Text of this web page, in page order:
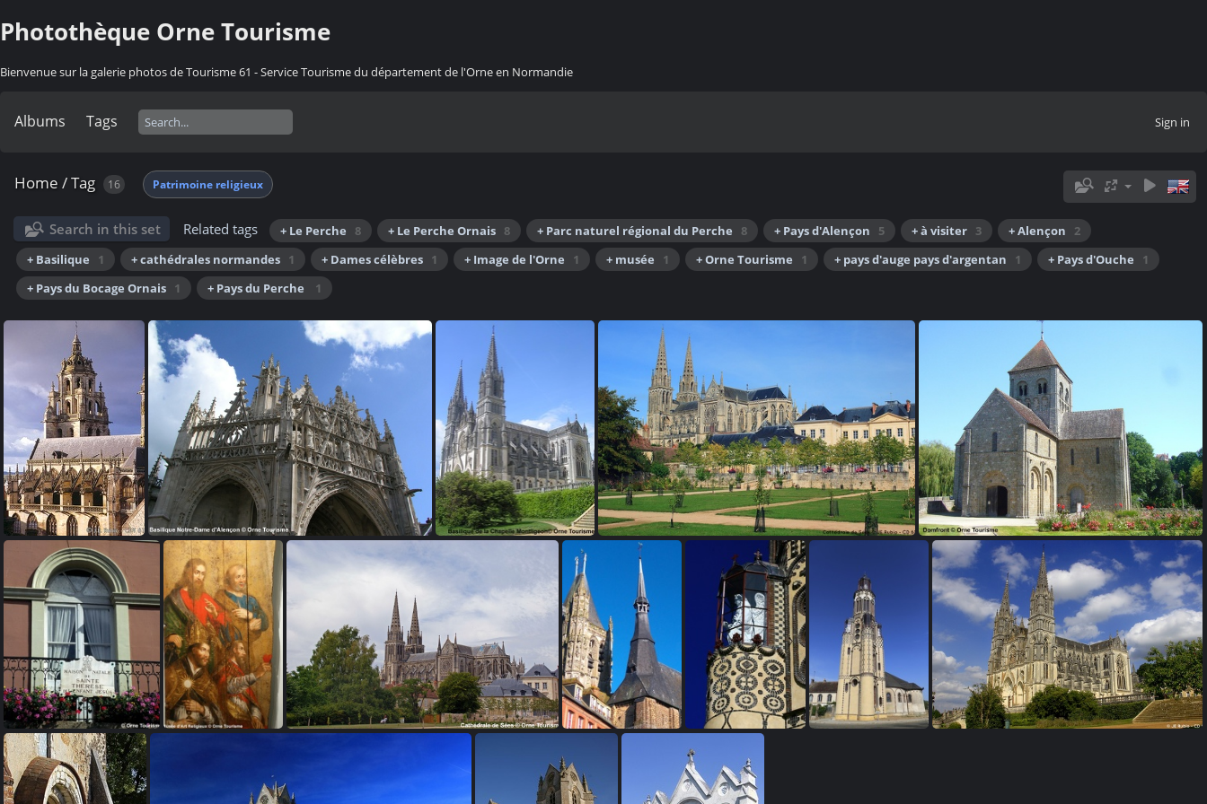
Photothèque Orne Tourisme
Bienvenue sur la galerie photos de Tourisme 61 - Service Tourisme du département de l'Orne en Normandie
Albums Tags Sign in
Home /Tag 16 Patrimoine religieux
Search in this set Related tags + Le Perche 8 + Le Perche Ornais 8 + Parc naturel régional du Perche 8 + Pays d'Alençon 5 + à visiter 3 + Alençon
2
+ Basilique
1 + cathédrales normandes 1 + Dames célèbres 1 + Image de l'Orne 1 + musée 1 + Orne Tourisme 1 + pays d'auge pays d'argentan 1 + Pays d'Ouche
1
+ Pays du Bocage Ornais 1 + Pays du Perche 1
Eglise Saint Germain à Argentan Basilique Notre Dame - Alençon Basilique de la Chapelle Montligeon Cathedrale de Sées Eglise Notre-Dame-sur-l'Eau - Domfront